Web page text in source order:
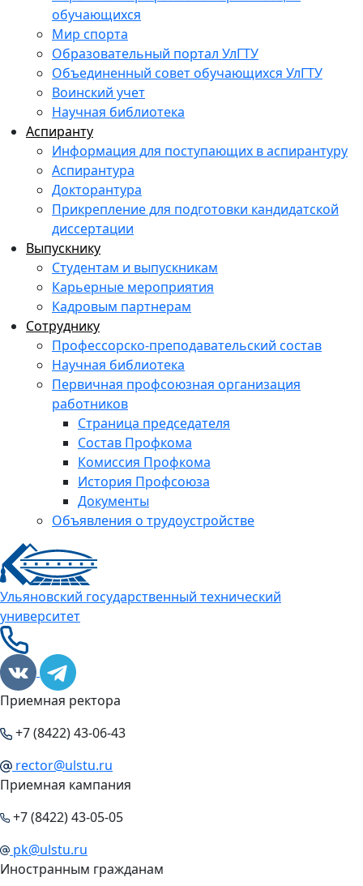
обучающихся
Мир спорта
Образовательный портал УлГТУ
Объединенный совет обучающихся УлГТУ
Воинский учет
Научная библиотека
Аспиранту
Информация для поступающих в аспирантуру
Аспирантура
Докторантура
Прикрепление для подготовки кандидатской
диссертации
Выпускнику
Студентам и выпускникам
Карьерные мероприятия
Кадровым партнерам
Сотруднику
Профессорско-преподавательский состав
Научная библиотека
Первичная профсоюзная организация
работников
Страница председателя
Состав Профкома
Комиссия Профкома
История Профсоюза
Документы
Объявления о трудоустройстве
Ульяновский государственный технический
университет
Приемная ректора
+7 (8422) 43-06-43
rector@ulstu.ru
Приемная кампания
+7 (8422) 43-05-05
pk@ulstu.ru
Иностранным гражданам